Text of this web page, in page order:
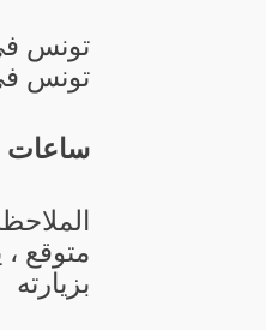
تونس
تونس
ساعات
متوقع
بزيارته